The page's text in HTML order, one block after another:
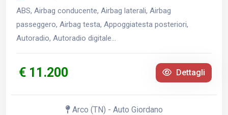
ABS, Airbag conducente, Airbag laterali, Airbag
passeggero, Airbag testa, Appoggiatesta posteriori,
Autoradio, Autoradio digitale...
€ 11.200 Dettagli
Arco (TN) - Auto Giordano